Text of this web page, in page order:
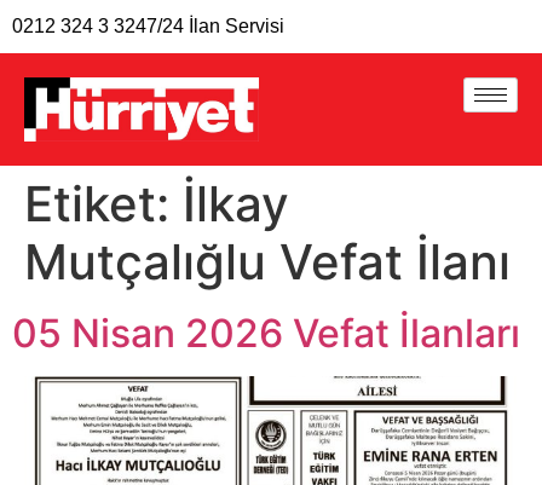
0212 324 3 3247/24 İlan Servisi
Etiket: İlkay
Mutçalığlu Vefat İlanı
05 Nisan 2026 Vefat İlanları